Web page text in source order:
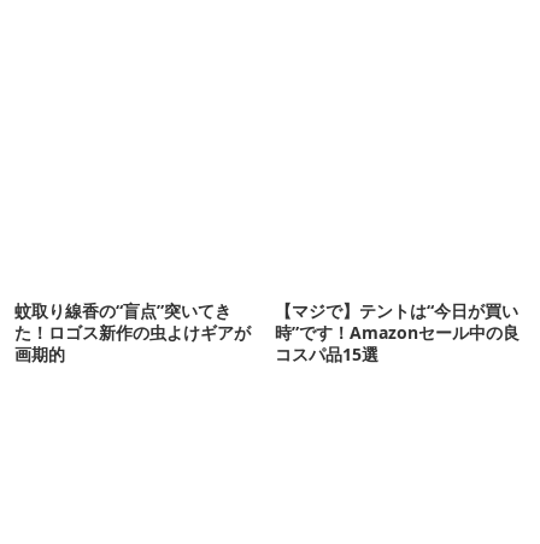
蚊取り線香の“盲点”突いてき
た！ロゴス新作の虫よけギアが
画期的
【マジで】テントは“今日が買い
時”です！Amazonセール中の良
コスパ品15選